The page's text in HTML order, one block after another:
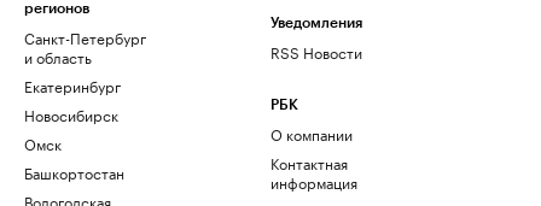
регионов
Санкт-Петербург
и область
Екатеринбург
Новосибирск
Омск
Башкортостан
Вологодская
Уведомления
RSS Новости
РБК
О компании
Контактная
информация